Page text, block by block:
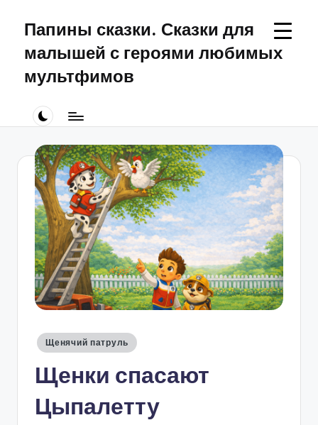
Перейти
содержимому
Папины сказки. Сказки для
малышей с героями любимых
мультфимов
для
малышей
про
Щенячий
Патруль
Опубликовано
Щенячий патруль
Щенки спасают
Цыпалетту